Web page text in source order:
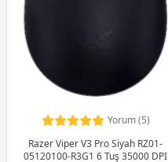
Yorum (5)
Razer Viper V3 Pro Siyah RZ01-
05120100-R3G1 6 Tuş 35000 DPI